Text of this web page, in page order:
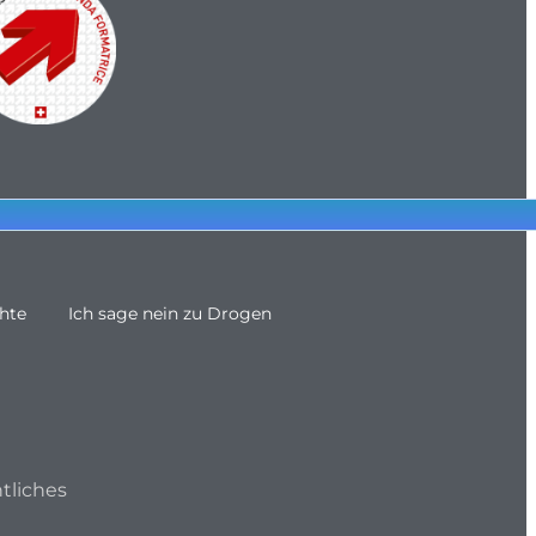
Ich sage nein zu Drogen